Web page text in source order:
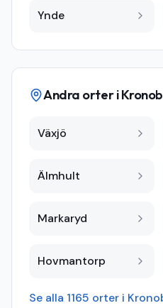
Ynde
Andra orter i
Växjö
Älmhult
Markaryd
Hovmantorp
Se alla 1165 orter i